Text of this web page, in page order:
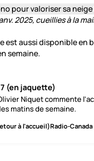
2025, cueillies à la
est aussi disponible en
semaine.
(en jaquette)
Niquet commente
matins de semaine.